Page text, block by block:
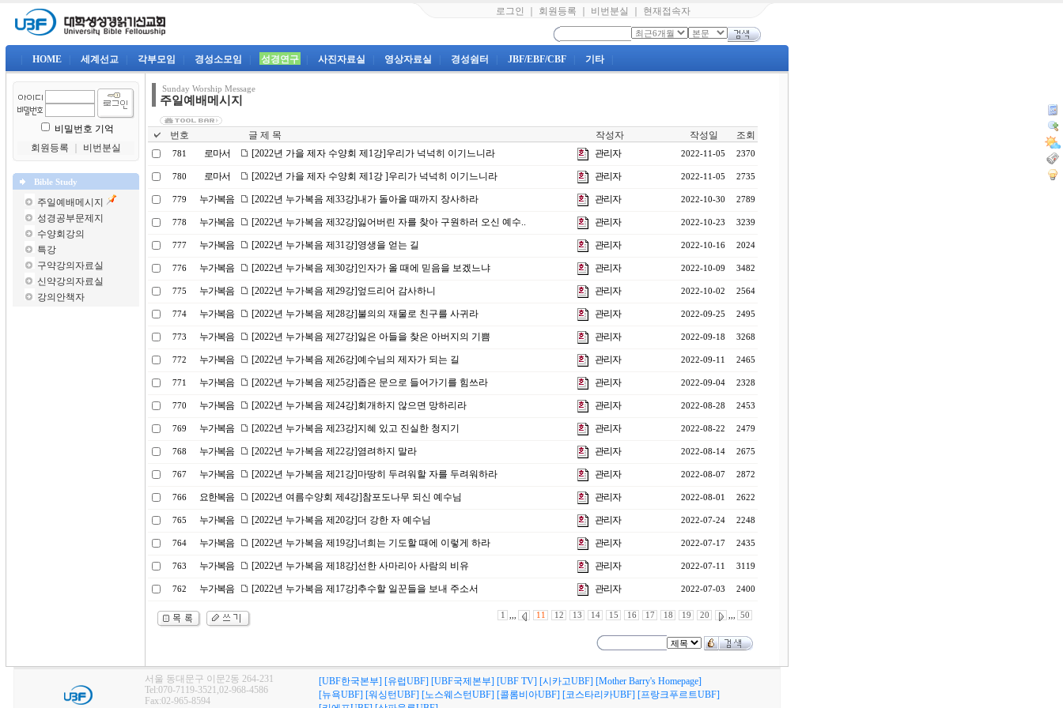
로그인 회원등록 비번분실 현재접속자
HOME 세계선교 각부모임 경성소모임 성경연구 사진자료실 영상자료실 경성쉼터 JBF/EBF/CBF 기타
비밀번호 기억
회원등록
비번분실
Bible Study
주일예배메시지
성경공부문제지
수양회강의
특강
구약강의자료실
신약강의자료실
강의안책자
Sunday Worship Message
주일예배메시지
번호 글 제 목 작성자 작성일 조회
781 로마서 [2022년 가을 제자 수양회 제1강]우리가 넉넉히 이기느니라 관리자 2022-11-05 2370
780 로마서 [2022년 가을 제자 수양회 제1강 ]우리가 넉넉히 이기느니라 관리자 2022-11-05 2735
779 누가복음 [2022년 누가복음 제33강]내가 돌아올 때까지 장사하라 관리자 2022-10-30 2789
778 누가복음 [2022년 누가복음 제32강]잃어버린 자를 찾아 구원하러 오신 예수.. 관리자 2022-10-23 3239
777 누가복음 [2022년 누가복음 제31강]영생을 얻는 길 관리자 2022-10-16 2024
776 누가복음 [2022년 누가복음 제30강]인자가 올 때에 믿음을 보겠느냐 관리자 2022-10-09 3482
775 누가복음 [2022년 누가복음 제29강]엎드리어 감사하니 관리자 2022-10-02 2564
774 누가복음 [2022년 누가복음 제28강]불의의 재물로 친구를 사귀라 관리자 2022-09-25 2495
773 누가복음 [2022년 누가복음 제27강]잃은 아들을 찾은 아버지의 기쁨 관리자 2022-09-18 3268
772 누가복음 [2022년 누가복음 제26강]예수님의 제자가 되는 길 관리자 2022-09-11 2465
771 누가복음 [2022년 누가복음 제25강]좁은 문으로 들어가기를 힘쓰라 관리자 2022-09-04 2328
770 누가복음 [2022년 누가복음 제24강]회개하지 않으면 망하리라 관리자 2022-08-28 2453
769 누가복음 [2022년 누가복음 제23강]지혜 있고 진실한 청지기 관리자 2022-08-22 2479
768 누가복음 [2022년 누가복음 제22강]염려하지 말라 관리자 2022-08-14 2675
767 누가복음 [2022년 누가복음 제21강]마땅히 두려워할 자를 두려워하라 관리자 2022-08-07 2872
766 요한복음 [2022년 여름수양회 제4강]참포도나무 되신 예수님 관리자 2022-08-01 2622
765 누가복음 [2022년 누가복음 제20강]더 강한 자 예수님 관리자 2022-07-24 2248
764 누가복음 [2022년 누가복음 제19강]너희는 기도할 때에 이렇게 하라 관리자 2022-07-17 2435
763 누가복음 [2022년 누가복음 제18강]선한 사마리아 사람의 비유 관리자 2022-07-11 3119
762 누가복음 [2022년 누가복음 제17강]추수할 일꾼들을 보내 주소서 관리자 2022-07-03 2400
1 ,,, 11 12 13 14 15 16 17 18 19 20 ,,, 50
서울 동대문구 이문2동 264-231
Tel:070-7119-3521,02-968-4586
Fax:02-965-8594
[UBF한국본부] [유럽UBF] [UBF국제본부] [UBF TV] [시카고UBF] [Mother Barry's Homepage]
[뉴욕UBF] [워싱턴UBF] [노스웨스턴UBF] [콜롬비아UBF] [코스타리카UBF] [프랑크푸르트UBF]